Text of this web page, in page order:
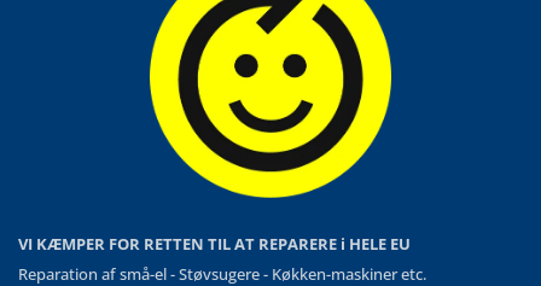
VI KÆMPER FOR RETTEN TIL AT REPARERE i HELE EU
Reparation af små-el - Støvsugere - Køkken-maskiner etc.